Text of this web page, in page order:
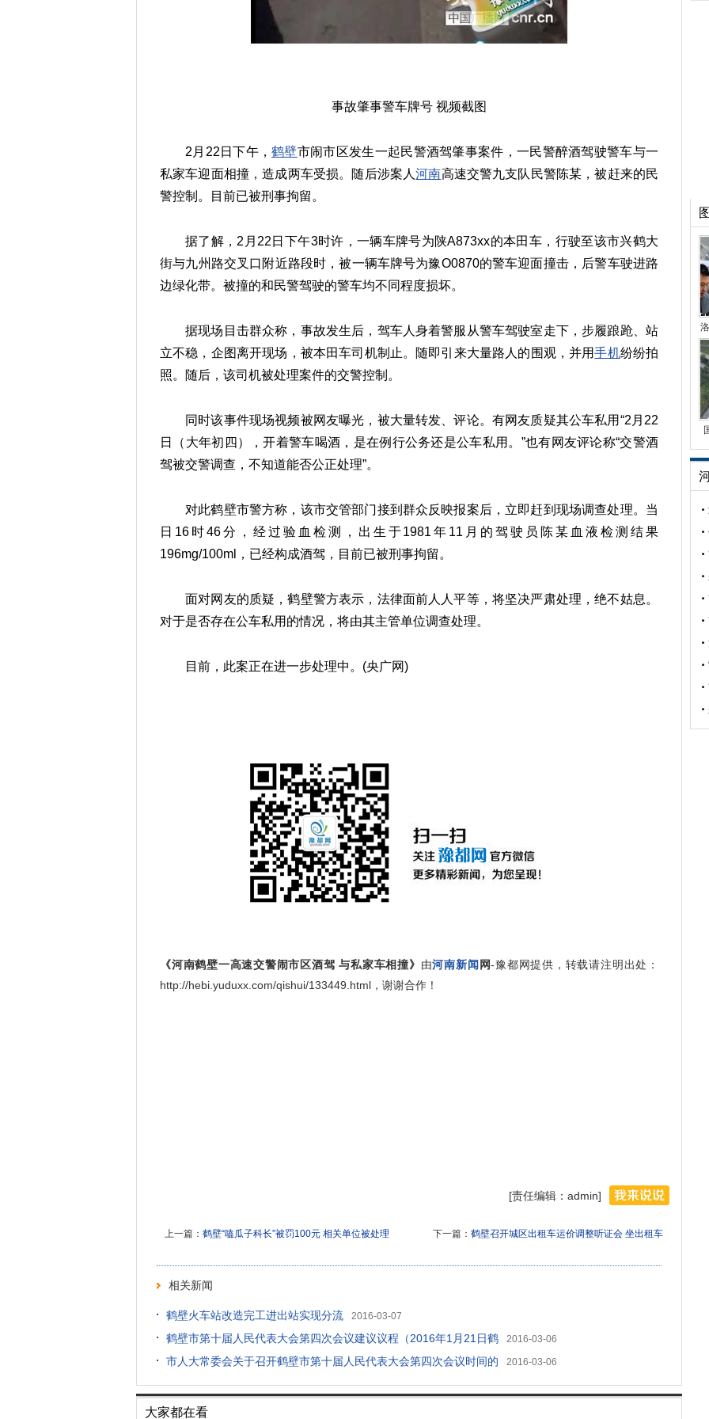
事故肇事警车牌号 视频截图
2月22日下午，鹤壁市闹市区发生一起民警酒驾肇事案件，一民警醉酒驾驶警车与一
私家车迎面相撞，造成两车受损。随后涉案人河南高速交警九支队民警陈某，被赶来的民
警控制。目前已被刑事拘留。
据了解，2月22日下午3时许，一辆车牌号为陕A873xx的本田车，行驶至该市兴鹤大
街与九州路交叉口附近路段时，被一辆车牌号为豫O0870的警车迎面撞击，后警车驶进路
边绿化带。被撞的和民警驾驶的警车均不同程度损坏。
据现场目击群众称，事故发生后，驾车人身着警服从警车驾驶室走下，步履踉跄、站
立不稳，企图离开现场，被本田车司机制止。随即引来大量路人的围观，并用手机纷纷拍
照。随后，该司机被处理案件的交警控制。
同时该事件现场视频被网友曝光，被大量转发、评论。有网友质疑其公车私用“2月22
日（大年初四），开着警车喝酒，是在例行公务还是公车私用。”也有网友评论称“交警酒
驾被交警调查，不知道能否公正处理”。
对此鹤壁市警方称，该市交管部门接到群众反映报案后，立即赶到现场调查处理。当
日16时46分，经过验血检测，出生于1981年11月的驾驶员陈某血液检测结果
196mg/100ml，已经构成酒驾，目前已被刑事拘留。
面对网友的质疑，鹤壁警方表示，法律面前人人平等，将坚决严肃处理，绝不姑息。
对于是否存在公车私用的情况，将由其主管单位调查处理。
目前，此案正在进一步处理中。(央广网)
《河南鹤壁一高速交警闹市区酒驾 与私家车相撞》 由河南新闻 网-豫都网提供，转载请注明出处：
http://hebi.yuduxx.com/qishui/133449.html，谢谢合作！
[责任编辑：admin]
下一篇： 鹤壁召开城区出租车运价调整听证会 坐出租车
上一篇： 鹤壁“嗑瓜子科长”被罚100元 相关单位被处理
相关新闻
鹤壁火车站改造完工进出站实现分流 2016-03-07
鹤壁市第十届人民代表大会第四次会议建议议程（2016年1月21日鹤 2016-03-06
市人大常委会关于召开鹤壁市第十届人民代表大会第四次会议时间的 2016-03-06
大家都在看